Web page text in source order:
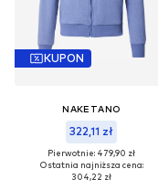
KUPON
NAKETANO
322,11 zł
Pierwotnie: 479,90 zł
Ostatnia najniższa cena:
304,22 zł